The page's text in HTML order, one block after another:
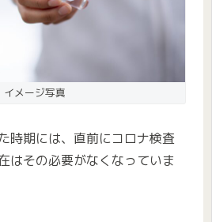
イメージ写真
時期には、直前にコロナ検査
はその必要がなくなっていま